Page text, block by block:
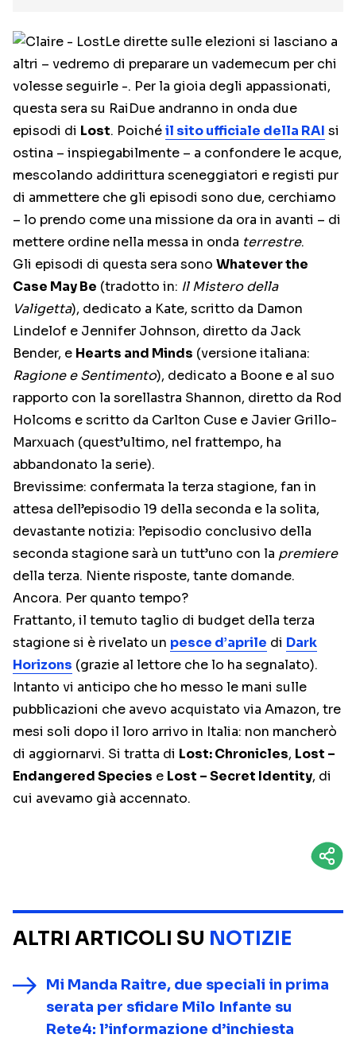
Le dirette sulle elezioni si lasciano a
altri – vedremo di preparare un vademecum per chi
volesse seguirle -. Per la gioia degli appassionati,
questa sera su RaiDue andranno in onda due
episodi di Lost. Poichéil sito ufficiale della RAI si
ostina – inspiegabilmente – a confondere le acque,
mescolando addirittura sceneggiatori e registi pur
di ammettere che gli episodi sono due, cerchiamo
– lo prendo come una missione da ora in avanti – di
mettere ordine nella messa in onda terrestre.
Gli episodi di questa sera sono Whatever the
Case May Be (tradotto in: Il Mistero della
Valigetta), dedicato a Kate, scritto da Damon
Lindelof e Jennifer Johnson, diretto da Jack
Bender, e Hearts and Minds (versione italiana:
Ragione e Sentimento), dedicato a Boone e al suo
rapporto con la sorellastra Shannon, diretto da Rod
Holcoms e scritto da Carlton Cuse e Javier Grillo-
Marxuach (quest’ultimo, nel frattempo, ha
abbandonato la serie).
Brevissime: confermata la terza stagione, fan in
attesa dell’episodio 19 della seconda e la solita,
devastante notizia: l’episodio conclusivo della
seconda stagione sarà un tutt’uno con la premiere
della terza. Niente risposte, tante domande.
Ancora. Per quanto tempo?
Frattanto, il temuto taglio di budget della terza
stagione si è rivelato un pesce d’aprile di Dark
Horizons (grazie al lettore che lo ha segnalato).
Intanto vi anticipo che ho messo le mani sulle
pubblicazioni che avevo acquistato via Amazon, tre
mesi soli dopo il loro arrivo in Italia: non mancherò
di aggiornarvi. Si tratta di Lost: Chronicles, Lost –
Endangered Species e Lost – Secret Identity, di
cui avevamo già accennato.
ALTRI ARTICOLI SU NOTIZIE
Mi Manda Raitre, due speciali in prima
serata per sfidare Milo Infante su
Rete4: l’informazione d’inchiesta